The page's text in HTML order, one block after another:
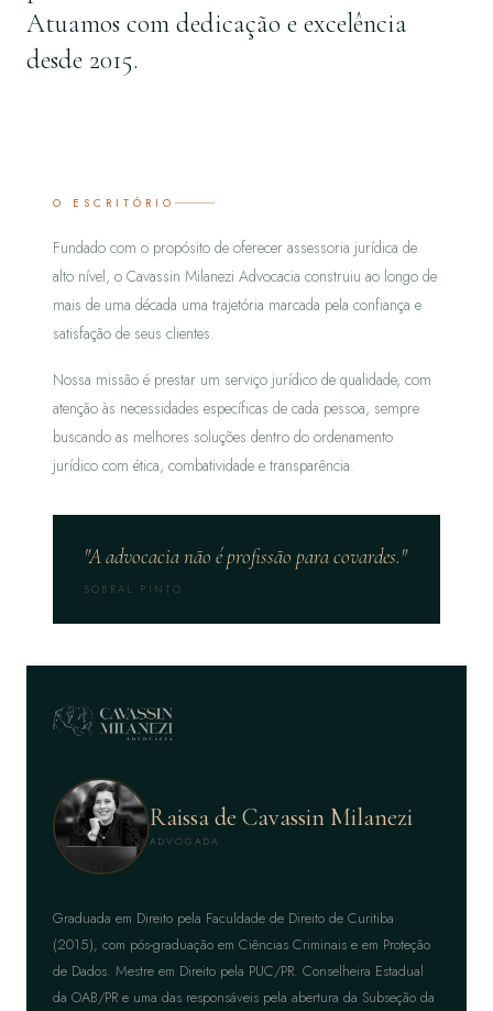
Atuamos com dedicação e excelência
desde 2015.
O ESCRITÓRIO
Fundado com o propósito de oferecer assessoria jurídica de
alto nível, o Cavassin Milanezi Advocacia construiu ao longo de
mais de uma década uma trajetória marcada pela confiança e
satisfação de seus clientes.
Nossa missão é prestar um serviço jurídico de qualidade, com
atenção às necessidades específicas de cada pessoa, sempre
buscando as melhores soluções dentro do ordenamento
jurídico com ética, combatividade e transparência.
A advocacia não é profissão para covardes.
SOBRAL PINTO
Raissa de Cavassin Milanezi
ADVOGADA
Graduada em Direito pela Faculdade de Direito de Curitiba
(2015), com pós-graduação em Ciências Criminais e em Proteção
de Dados. Mestre em Direito pela PUC/PR. Conselheira Estadual
da OAB/PR e uma das responsáveis pela abertura da Subseção da